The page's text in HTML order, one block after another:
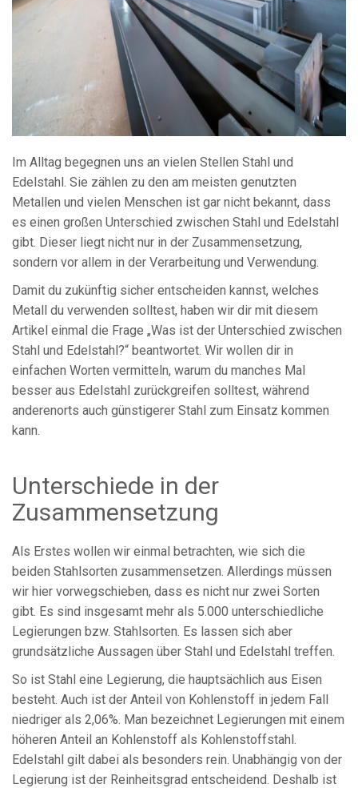
Im Alltag begegnen uns an vielen Stellen Stahl und
Edelstahl. Sie zählen zu den am meisten genutzten
Metallen und vielen Menschen ist gar nicht bekannt, dass
es einen großen Unterschied zwischen Stahl und Edelstahl
gibt. Dieser liegt nicht nur in der Zusammensetzung,
sondern vor allem in der Verarbeitung und Verwendung.
Damit du zukünftig sicher entscheiden kannst, welches
Metall du verwenden solltest, haben wir dir mit diesem
Artikel einmal die Frage „Was ist der Unterschied zwischen
Stahl und Edelstahl?“ beantwortet. Wir wollen dir in
einfachen Worten vermitteln, warum du manches Mal
besser aus Edelstahl zurückgreifen solltest, während
anderenorts auch günstigerer Stahl zum Einsatz kommen
kann.
Unterschiede in der
Zusammensetzung
Als Erstes wollen wir einmal betrachten, wie sich die
beiden Stahlsorten zusammensetzen. Allerdings müssen
wir hier vorwegschieben, dass es nicht nur zwei Sorten
gibt. Es sind insgesamt mehr als 5.000 unterschiedliche
Legierungen bzw. Stahlsorten. Es lassen sich aber
grundsätzliche Aussagen über Stahl und Edelstahl treffen.
So ist Stahl eine Legierung, die hauptsächlich aus Eisen
besteht. Auch ist der Anteil von Kohlenstoff in jedem Fall
niedriger als 2,06%. Man bezeichnet Legierungen mit einem
höheren Anteil an Kohlenstoff als Kohlenstoffstahl.
Edelstahl gilt dabei als besonders rein. Unabhängig von der
Legierung ist der Reinheitsgrad entscheidend. Deshalb ist